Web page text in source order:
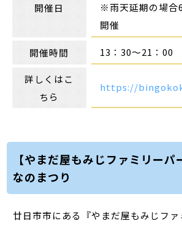
開催日
※雨天延期の場合
開催
開催時間 13：30～21：00
詳しくはこ
ちら
https://
【やまだ屋もみじファミリー
なのまつり
廿日市市にある『やまだ屋もみじフ